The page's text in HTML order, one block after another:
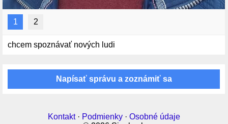
1 2
chcem spoznávať nových ludi
Napísať správu a zoznámiť sa
Kontakt· Podmienky · Osobné údaje